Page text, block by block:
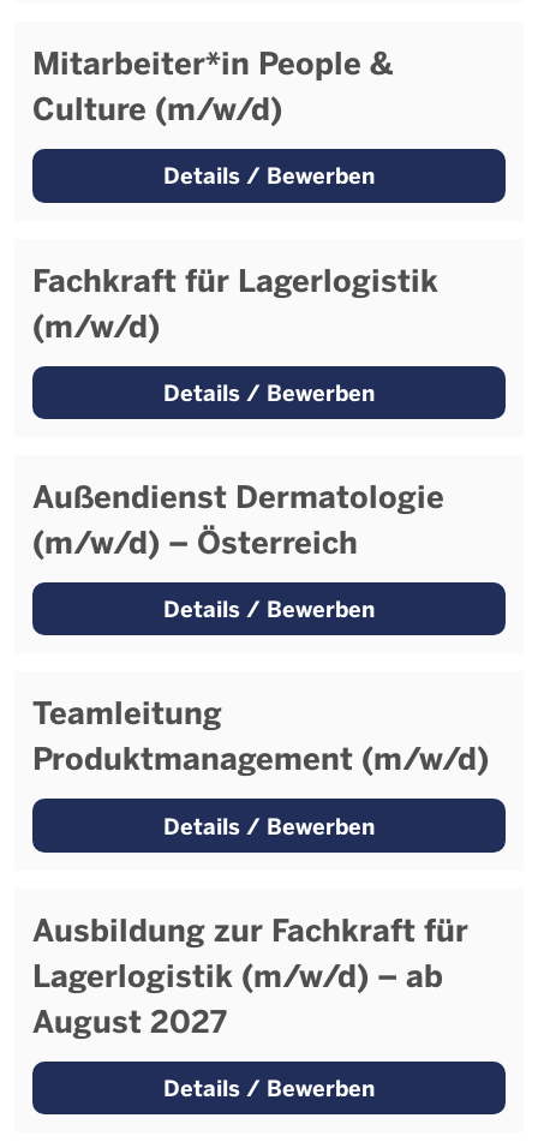
Mitarbeiter*in People &
Culture (m/w/d)
Details / Bewerben
Fachkraft für Lagerlogistik
(m/w/d)
Details / Bewerben
Außendienst Dermatologie
(m/w/d) – Österreich
Details / Bewerben
Teamleitung
Produktmanagement (m/w/d)
Details / Bewerben
Ausbildung zur Fachkraft für
Lagerlogistik (m/w/d) – ab
August 2027
Details / Bewerben